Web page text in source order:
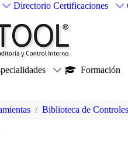
Directorio Certificaciones
Formación
Biblioteca de Controles